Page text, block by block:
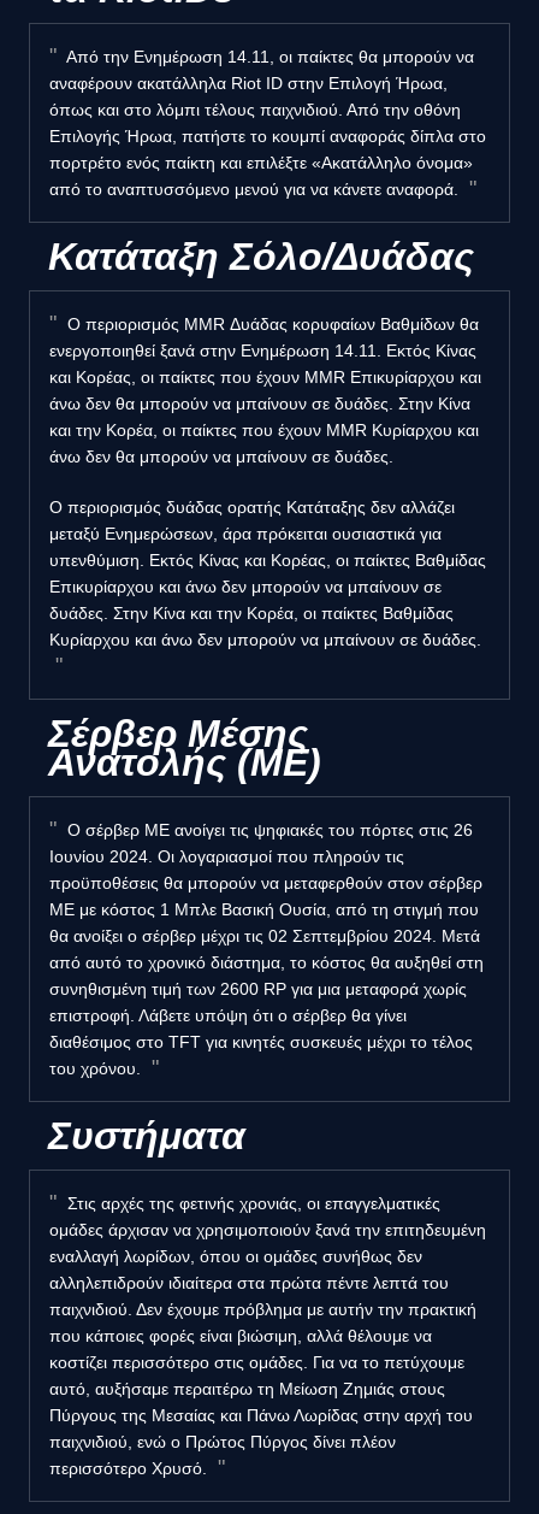
Από την Ενημέρωση 14.11, οι παίκτες θα μπορούν να
αναφέρουν ακατάλληλα Riot ID στην Επιλογή Ήρωα,
όπως και στο λόμπι τέλους παιχνιδιού. Από την οθόνη
Επιλογής Ήρωα, πατήστε το κουμπί αναφοράς δίπλα στο
πορτρέτο ενός παίκτη και επιλέξτε «Ακατάλληλο όνομα»
από το αναπτυσσόμενο μενού για να κάνετε αναφορά.
Κατάταξη Σόλο/Δυάδας
Ο περιορισμός MMR Δυάδας κορυφαίων Βαθμίδων θα
ενεργοποιηθεί ξανά στην Ενημέρωση 14.11. Εκτός Κίνας
και Κορέας, οι παίκτες που έχουν MMR Επικυρίαρχου και
άνω δεν θα μπορούν να μπαίνουν σε δυάδες. Στην Κίνα
και την Κορέα, οι παίκτες που έχουν MMR Κυρίαρχου και
άνω δεν θα μπορούν να μπαίνουν σε δυάδες.
Ο περιορισμός δυάδας ορατής Κατάταξης δεν αλλάζει
μεταξύ Ενημερώσεων, άρα πρόκειται ουσιαστικά για
υπενθύμιση. Εκτός Κίνας και Κορέας, οι παίκτες Βαθμίδας
Επικυρίαρχου και άνω δεν μπορούν να μπαίνουν σε
δυάδες. Στην Κίνα και την Κορέα, οι παίκτες Βαθμίδας
Κυρίαρχου και άνω δεν μπορούν να μπαίνουν σε δυάδες.
Σέρβερ Μέσης
Ανατολής (ΜΕ)
Ο σέρβερ ME ανοίγει τις ψηφιακές του πόρτες στις 26
Ιουνίου 2024. Οι λογαριασμοί που πληρούν τις
προϋποθέσεις θα μπορούν να μεταφερθούν στον σέρβερ
ME με κόστος 1 Μπλε Βασική Ουσία, από τη στιγμή που
θα ανοίξει ο σέρβερ μέχρι τις 02 Σεπτεμβρίου 2024. Μετά
από αυτό το χρονικό διάστημα, το κόστος θα αυξηθεί στη
συνηθισμένη τιμή των 2600 RP για μια μεταφορά χωρίς
επιστροφή. Λάβετε υπόψη ότι ο σέρβερ θα γίνει
διαθέσιμος στο TFT για κινητές συσκευές μέχρι το τέλος
του χρόνου.
Συστήματα
Στις αρχές της φετινής χρονιάς, οι επαγγελματικές
ομάδες άρχισαν να χρησιμοποιούν ξανά την επιτηδευμένη
εναλλαγή λωρίδων, όπου οι ομάδες συνήθως δεν
αλληλεπιδρούν ιδιαίτερα στα πρώτα πέντε λεπτά του
παιχνιδιού. Δεν έχουμε πρόβλημα με αυτήν την πρακτική
που κάποιες φορές είναι βιώσιμη, αλλά θέλουμε να
κοστίζει περισσότερο στις ομάδες. Για να το πετύχουμε
αυτό, αυξήσαμε περαιτέρω τη Μείωση Ζημιάς στους
Πύργους της Μεσαίας και Πάνω Λωρίδας στην αρχή του
παιχνιδιού, ενώ ο Πρώτος Πύργος δίνει πλέον
περισσότερο Χρυσό.